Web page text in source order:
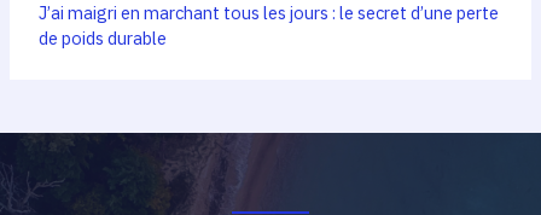
J’ai maigri en marchant tous les jours : le secret d’une perte
de poids durable